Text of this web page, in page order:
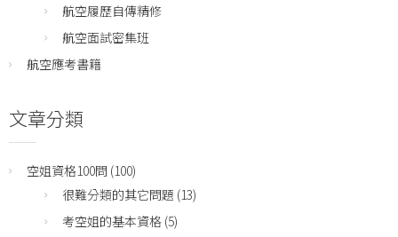
航空履歷自傳精修
航空面試密集班
航空應考書籍
文章分類
空姐資格100問 (100)
很難分類的其它問題 (13)
考空姐的基本資格 (5)